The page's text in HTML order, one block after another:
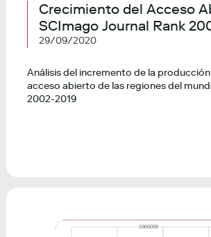
Crecimiento del Acceso
SCImago Journal Rank
29/09/2020
Análisis del incremento de la
acceso abierto de las regiones del
2002-2019